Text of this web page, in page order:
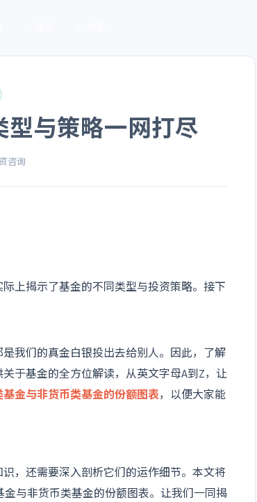
与策略一网打尽
咨询
上揭示了基金的不同类型与投资策略。接下
我们的真金白银投出去给别人。因此，了解
于基金的全方位解读，从英文字母A到Z，让
基金与非货币类基金的份额图表，以便大家能
，还需要深入剖析它们的运作细节。本文将
与非货币类基金的份额图表。让我们一同揭